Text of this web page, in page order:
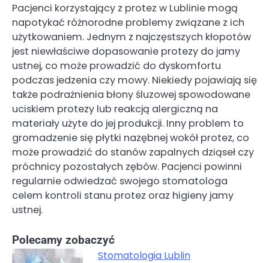
Pacjenci korzystający z protez w Lublinie mogą
napotykać różnorodne problemy związane z ich
użytkowaniem. Jednym z najczęstszych kłopotów
jest niewłaściwe dopasowanie protezy do jamy
ustnej, co może prowadzić do dyskomfortu
podczas jedzenia czy mowy. Niekiedy pojawiają się
także podrażnienia błony śluzowej spowodowane
uciskiem protezy lub reakcją alergiczną na
materiały użyte do jej produkcji. Inny problem to
gromadzenie się płytki nazębnej wokół protez, co
może prowadzić do stanów zapalnych dziąseł czy
próchnicy pozostałych zębów. Pacjenci powinni
regularnie odwiedzać swojego stomatologa
celem kontroli stanu protez oraz higieny jamy
ustnej.
Polecamy zobaczyć
Stomatologia Lublin